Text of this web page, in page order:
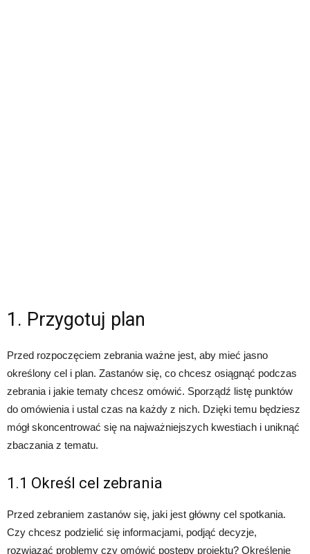
1. Przygotuj plan
Przed rozpoczęciem zebrania ważne jest, aby mieć jasno
określony cel i plan. Zastanów się, co chcesz osiągnąć podczas
zebrania i jakie tematy chcesz omówić. Sporządź listę punktów
do omówienia i ustal czas na każdy z nich. Dzięki temu będziesz
mógł skoncentrować się na najważniejszych kwestiach i uniknąć
zbaczania z tematu.
1.1 Określ cel zebrania
Przed zebraniem zastanów się, jaki jest główny cel spotkania.
Czy chcesz podzielić się informacjami, podjąć decyzje,
rozwiązać problemy czy omówić postępy projektu? Określenie